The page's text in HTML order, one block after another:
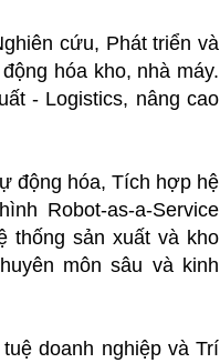
cứu, Phát triển và
hóa kho, nhà máy.
- Logistics, nâng cao
động hóa, Tích hợp hệ
Robot-as-a-Service
thống sản xuất và kho
môn sâu và kinh
doanh nghiệp và Trí